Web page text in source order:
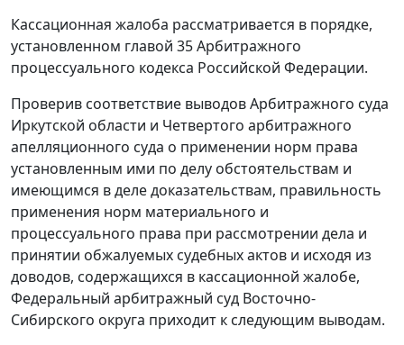
Кассационная жалоба рассматривается в порядке,
установленном главой 35Арбитражного
процессуального кодекса Российской Федерации.
Проверив соответствие выводов Арбитражного суда
Иркутской области и Четвертого арбитражного
апелляционного суда о применении норм права
установленным ими по делу обстоятельствам и
имеющимся в деле доказательствам, правильность
применения норм материального и
процессуального права при рассмотрении дела и
принятии обжалуемых судебных актов и исходя из
доводов, содержащихся в кассационной жалобе,
Федеральный арбитражный суд Восточно-
Сибирского округа приходит к следующим выводам.